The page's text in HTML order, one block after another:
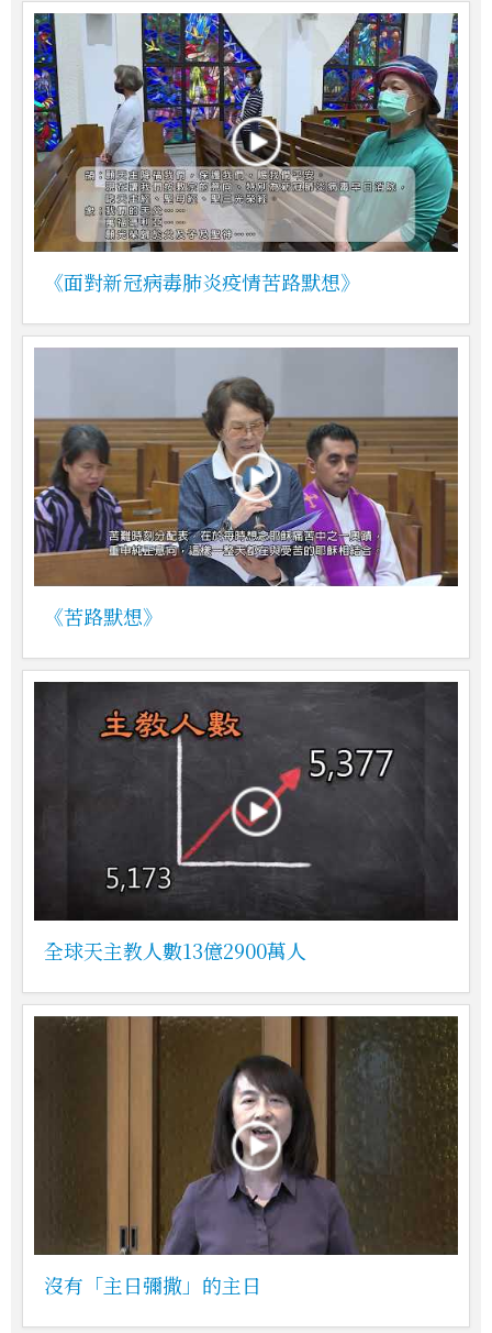
《面對新冠病毒肺炎疫情苦路默想》
《苦路默想》
全球天主教人數13億2900萬人
沒有「主日彌撒」的主日